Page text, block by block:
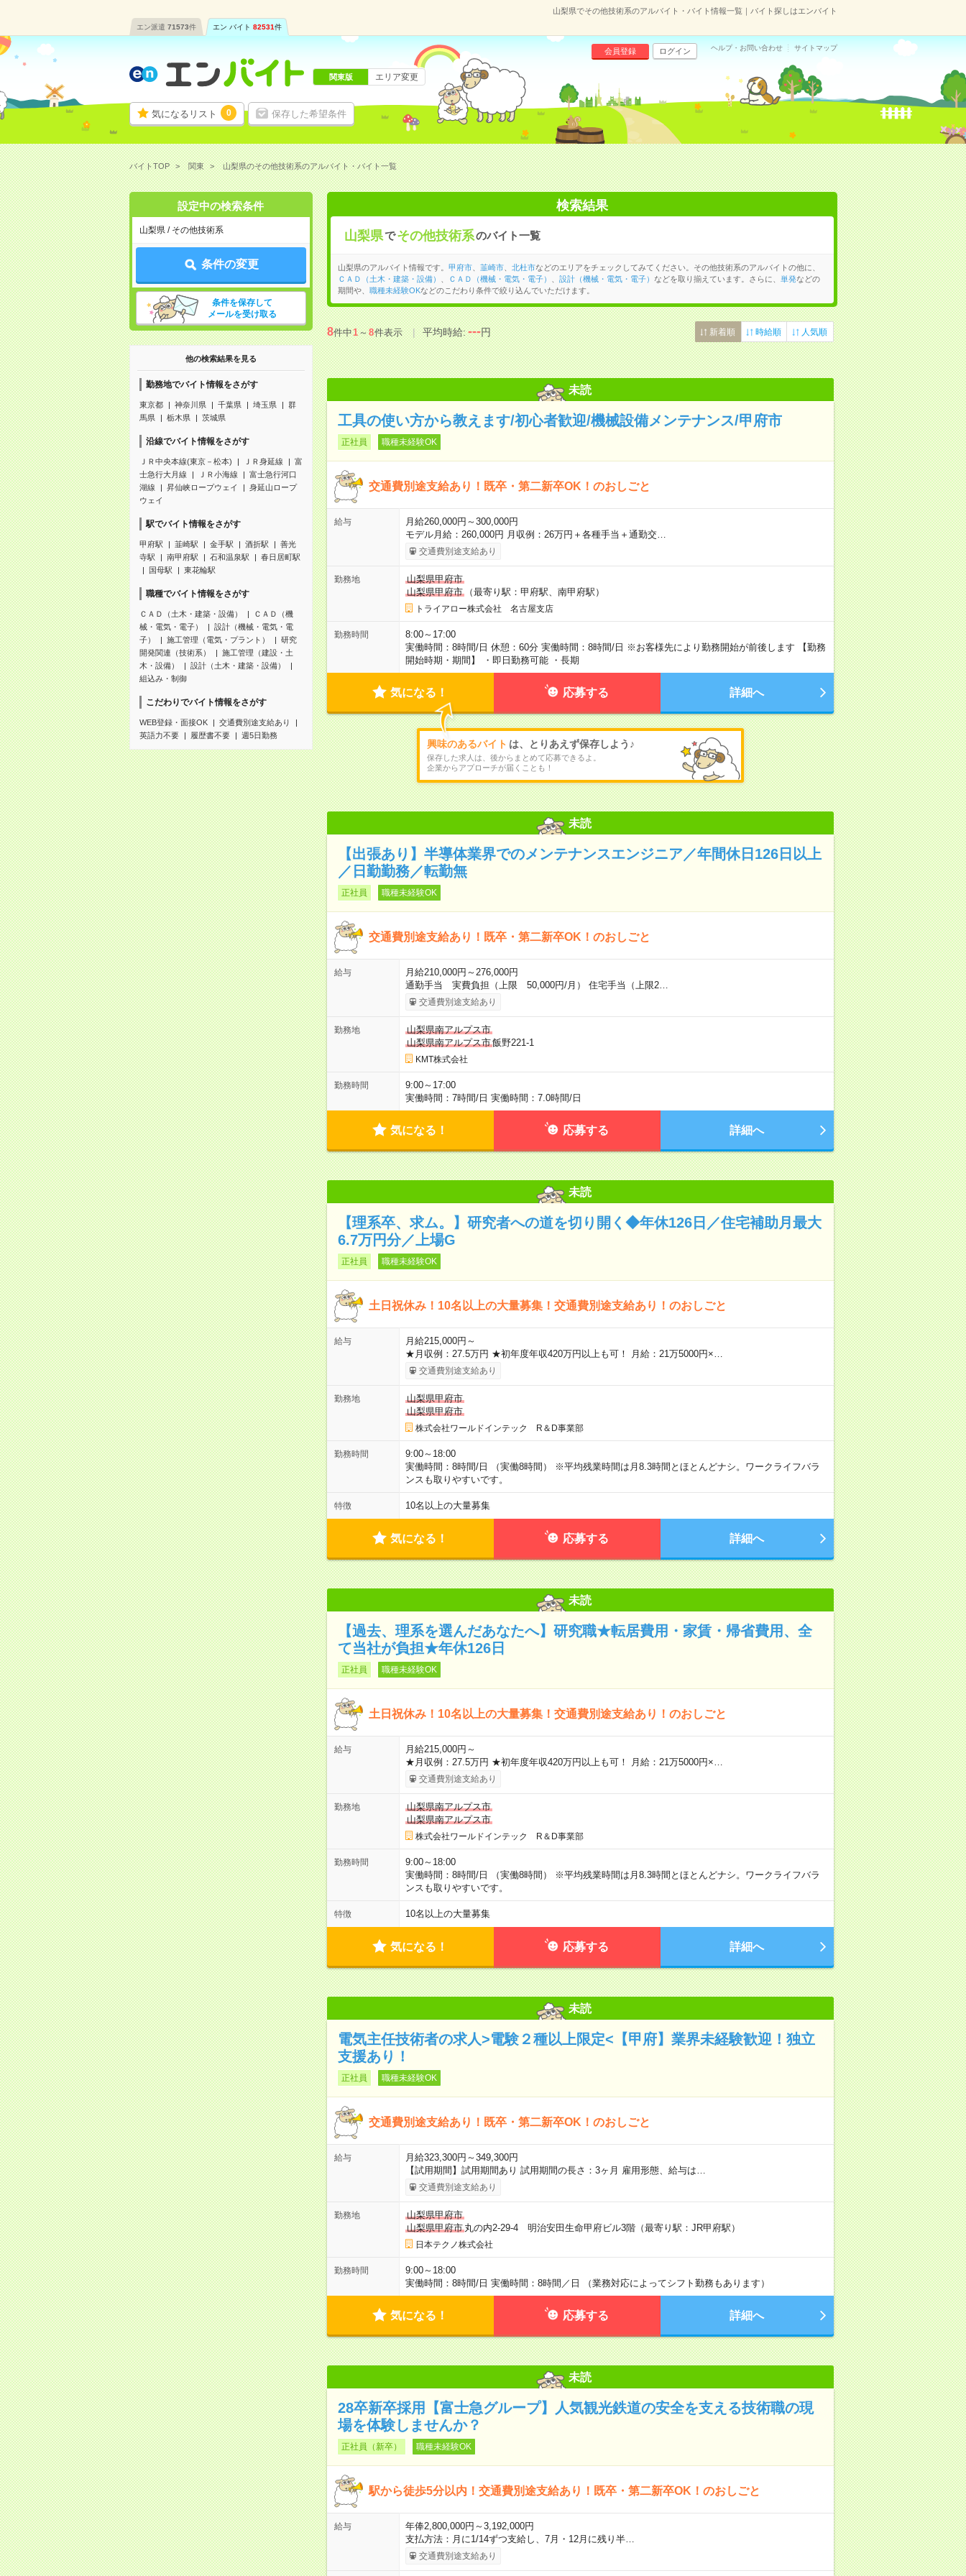
山梨県でその他技術系のアルバイト・バイト情報一覧｜バイト探しはエンバイト
エン派遣 71573件 エン バイト 82531件
気になるリスト 0 保存した希望条件
会員登録 ログイン ヘルプ・お問い合わせ サイトマップ
関東版 エリア変更
バイトTOP 関東 山梨県のその他技術系のアルバイト・バイト一覧
設定中の検索条件
山梨県 / その他技術系
条件の変更
条件を保存して
メールを受け取る
他の検索結果を見る
勤務地でバイト情報をさがす
東京都 神奈川県 千葉県 埼玉県
群
馬県
栃木県 茨城県
沿線でバイト情報をさがす
ＪＲ中央本線(東京－松本) ＪＲ身延線
富
士急行大月線
ＪＲ小海線
富士急行河口
湖線
昇仙峡ロープウェイ
身延山ロープ
ウェイ
駅でバイト情報をさがす
甲府駅 韮崎駅 金手駅 酒折駅
善光
寺駅
南甲府駅 石和温泉駅
春日居町駅
国母駅
東花輪駅
職種でバイト情報をさがす
ＣＡＤ（土木・建築・設備）
ＣＡＤ（機
械・電気・電子）
設計（機械・電気・電
子）
施工管理（電気・プラント）
研究
開発関連（技術系）
施工管理（建設・土
木・設備）
設計（土木・建築・設備）
組込み・制御
こだわりでバイト情報をさがす
WEB登録・面接OK
交通費別途支給あり
英語力不要
履歴書不要 週5日勤務
検索結果
山梨県で その他技術系のバイト一覧
山梨県のアルバイト情報です。 甲府市、 韮崎市、 北杜市などのエリアをチェックしてみてください。その他技術系のアルバイトの他に、
ＣＡＤ（土木・建築・設備）
ＣＡＤ（機械・電気・電子） 設計（機械・電気・電子） などを取り揃えています。さらに、 単発などの
期間や、 職種未経験OKなどのこだわり条件で絞り込んでいただけます。
8件中1～8件表示 平均時給:---円 新着順 時給順 人気順
未読
工具の使い方から教えます/初心者歓迎/機械設備メンテナンス/甲府市
正社員 職種未経験OK
交通費別途支給あり！既卒・第二新卒OK！のおしごと
給与
月給260,000円～300,000円
モデル月給：260,000円 月収例：26万円＋各種手当＋通勤交…
交通費別途支給あり
勤務地
山梨県甲府市
山梨県甲府市（最寄り駅：甲府駅、南甲府駅）
トライアロー株式会社 名古屋支店
勤務時間
8:00～17:00
実働時間：8時間/日 休憩：60分 実働時間：8時間/日 ※お客様先により勤務開始が前後します 【勤務
開始時期・期間】 ・即日勤務可能 ・長期
気になる！ 応募する 詳細へ
興味のあるバイト は、とりあえず保存しよう♪
保存した求人は、後からまとめて応募できるよ。
企業からアプローチが届くことも！
未読
【出張あり】半導体業界でのメンテナンスエンジニア／年間休日126日以上
／日勤勤務／転勤無
正社員 職種未経験OK
交通費別途支給あり！既卒・第二新卒OK！のおしごと
給与
月給210,000円～276,000円
通勤手当 実費負担（上限 50,000円/月） 住宅手当（上限2…
交通費別途支給あり
勤務地
山梨県南アルプス市
山梨県南アルプス市飯野221-1
KMT株式会社
勤務時間
9:00～17:00
実働時間：7時間/日 実働時間：7.0時間/日
気になる！ 応募する 詳細へ
未読
【理系卒、求ム。】研究者への道を切り開く◆年休126日／住宅補助月最大
6.7万円分／上場G
正社員 職種未経験OK
土日祝休み！10名以上の大量募集！交通費別途支給あり！のおしごと
給与
月給215,000円～
★月収例：27.5万円 ★初年度年収420万円以上も可！ 月給：21万5000円×…
交通費別途支給あり
勤務地
山梨県甲府市
山梨県甲府市
株式会社ワールドインテック R＆D事業部
勤務時間
9:00～18:00
実働時間：8時間/日 （実働8時間） ※平均残業時間は月8.3時間とほとんどナシ。ワークライフバラ
ンスも取りやすいです。
特徴 10名以上の大量募集
気になる！ 応募する 詳細へ
未読
【過去、理系を選んだあなたへ】研究職★転居費用・家賃・帰省費用、全
て当社が負担★年休126日
正社員 職種未経験OK
土日祝休み！10名以上の大量募集！交通費別途支給あり！のおしごと
給与
月給215,000円～
★月収例：27.5万円 ★初年度年収420万円以上も可！ 月給：21万5000円×…
交通費別途支給あり
勤務地
山梨県南アルプス市
山梨県南アルプス市
株式会社ワールドインテック R＆D事業部
勤務時間
9:00～18:00
実働時間：8時間/日 （実働8時間） ※平均残業時間は月8.3時間とほとんどナシ。ワークライフバラ
ンスも取りやすいです。
特徴 10名以上の大量募集
気になる！ 応募する 詳細へ
未読
電気主任技術者の求人>電験２種以上限定<【甲府】業界未経験歓迎！独立
支援あり！
正社員 職種未経験OK
交通費別途支給あり！既卒・第二新卒OK！のおしごと
給与
月給323,300円～349,300円
【試用期間】試用期間あり 試用期間の長さ：3ヶ月 雇用形態、給与は…
交通費別途支給あり
勤務地
山梨県甲府市
山梨県甲府市丸の内2-29-4 明治安田生命甲府ビル3階（最寄り駅：JR甲府駅）
日本テクノ株式会社
勤務時間
9:00～18:00
実働時間：8時間/日 実働時間：8時間／日 （業務対応によってシフト勤務もあります）
気になる！ 応募する 詳細へ
未読
28卒新卒採用【富士急グループ】人気観光鉄道の安全を支える技術職の現
場を体験しませんか？
正社員（新卒） 職種未経験OK
駅から徒歩5分以内！交通費別途支給あり！既卒・第二新卒OK！のおしごと
給与
年俸2,800,000円～3,192,000円
支払方法：月に1/14ずつ支給し、7月・12月に残り半…
交通費別途支給あり